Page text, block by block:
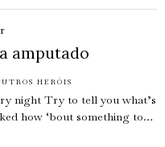
amputado
HERÓIS
night Try to tell you what’s
how ‘bout something to…